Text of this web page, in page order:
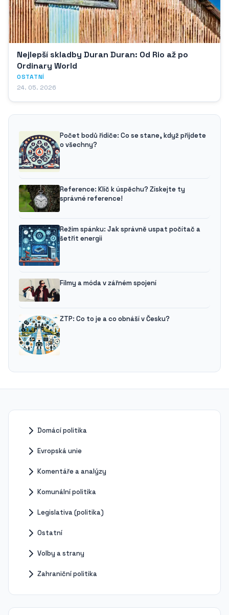
Nejlepší skladby Duran Duran: Od Rio až po
Ordinary World
OSTATNÍ
24. 05. 2026
Počet bodů řidiče: Co se stane, když přijdete
o všechny?
Reference: Klíč k úspěchu? Získejte ty
správné reference!
Režim spánku: Jak správně uspat počítač a
šetřit energii
Filmy a móda v zářném spojení
ZTP: Co to je a co obnáší v Česku?
Domácí politika
Evropská unie
Komentáře a analýzy
Komunální politika
Legislativa (politika)
Ostatní
Volby a strany
Zahraniční politika